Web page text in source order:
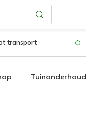
transport
Tuinonderhoud